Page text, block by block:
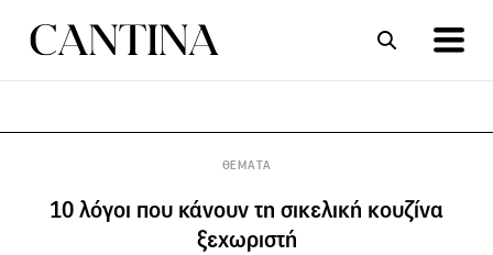
ΘΕΜΑΤΑ
10 λόγοι που κάνουν τη σικελική κουζίνα
ξεχωριστή